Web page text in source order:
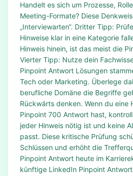
Handelt es sich um Prozesse,
Meeting-Formate? Diese
„Interviewarten“. Dritter Tipp:
Hinweise klar in eine Kategorie
Hinweis hinein, ist das meist die
Vierter Tipp: Nutze dein
Pinpoint Antwort Lösungen
Tech oder Marketing. Überlege
berufliche Domäne die Begriffe
Rückwärts denken. Wenn du eine
Pinpoint 700 Antwort hast,
jeder Hinweis nötig ist und keine
passt. Diese kritische Prüfung
Schlüssen und erhöht die
Pinpoint Antwort heute im
künftige LinkedIn Pinpoint